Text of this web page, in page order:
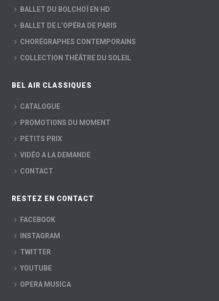
BALLET DU BOLCHOÏ EN HD
BALLET DE L’OPÉRA DE PARIS
CHORÉGRAPHES CONTEMPORAINS
COLLECTION THÉÂTRE DU SOLEIL
BEL AIR CLASSIQUES
CATALOGUE
PROMOTIONS DU MOMENT
PETITS PRIX
VIDÉO A LA DEMANDE
CONTACT
RESTEZ EN CONTACT
FACEBOOK
INSTAGRAM
TWITTER
YOUTUBE
OPERA MUSICA